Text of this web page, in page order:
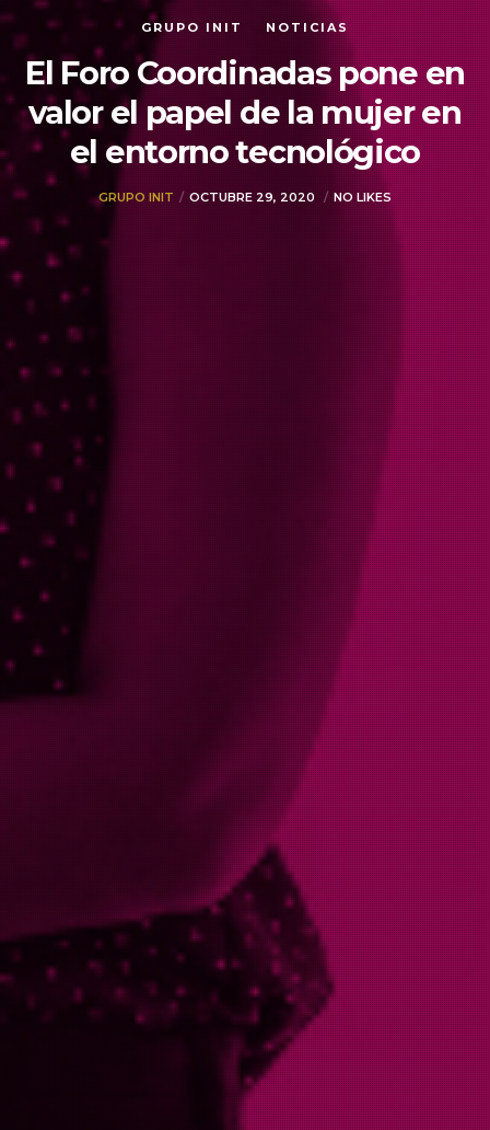
GRUPO INIT NOTICIAS
El Foro Coordinadas pone en
valor el papel de la mujer en
el entorno tecnológico
GRUPO INIT OCTUBRE 29, 2020 NO LIKES